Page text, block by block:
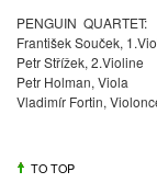
PENGUIN QUARTET:
František Souček,
Petr Střížek, 2.Violine
Petr Holman, Viola
Vladimír Fortin,
TO TOP